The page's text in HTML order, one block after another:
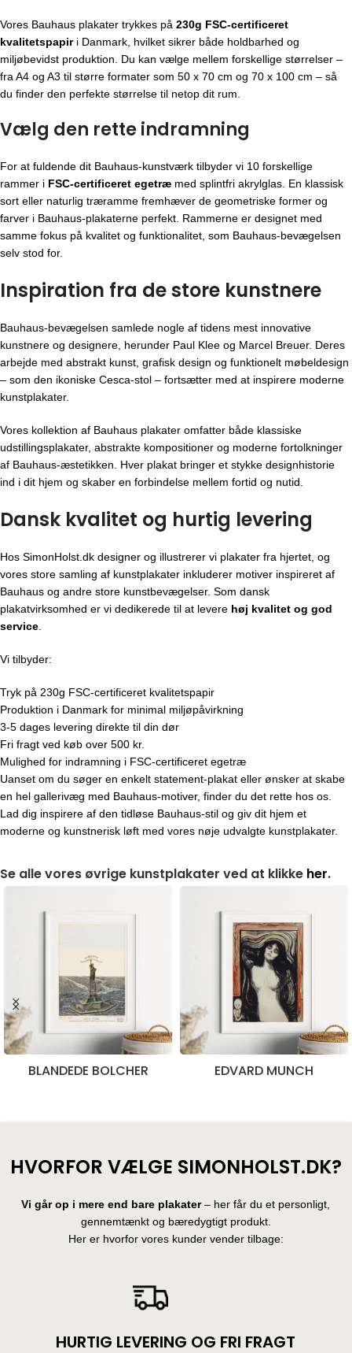
Vores Bauhaus plakater trykkes på 230g FSC-certificeret
kvalitetspapiri Danmark, hvilket sikrer både holdbarhed og
miljøbevidst produktion. Du kan vælge mellem forskellige størrelser –
fra A4 og A3 til større formater som 50 x 70 cm og 70 x 100 cm – så
du finder den perfekte størrelse til netop dit rum.
Vælg den rette indramning
For at fuldende dit Bauhaus-kunstværk tilbyder vi 10 forskellige
rammer i FSC-certificeret egetræ med splintfri akrylglas. En klassisk
sort eller naturlig træramme fremhæver de geometriske former og
farver i Bauhaus-plakaterne perfekt. Rammerne er designet med
samme fokus på kvalitet og funktionalitet, som Bauhaus-bevægelsen
selv stod for.
Inspiration fra de store kunstnere
Bauhaus-bevægelsen samlede nogle af tidens mest innovative
kunstnere og designere, herunder Paul Klee og Marcel Breuer. Deres
arbejde med abstrakt kunst, grafisk design og funktionelt møbeldesign
– som den ikoniske Cesca-stol – fortsætter med at inspirere moderne
kunstplakater.
Vores kollektion af Bauhaus plakater omfatter både klassiske
udstillingsplakater, abstrakte kompositioner og moderne fortolkninger
af Bauhaus-æstetikken. Hver plakat bringer et stykke designhistorie
ind i dit hjem og skaber en forbindelse mellem fortid og nutid.
Dansk kvalitet og hurtig levering
Hos SimonHolst.dk designer og illustrerer vi plakater fra hjertet, og
vores store samling af kunstplakater inkluderer motiver inspireret af
Bauhaus og andre store kunstbevægelser. Som dansk
plakatvirksomhed er vi dedikerede til at levere høj kvalitet og god
service
Vi tilbyder:
Tryk på 230g FSC-certificeret kvalitetspapir
Produktion i Danmark for minimal miljøpåvirkning
3-5 dages levering direkte til din dør
Fri fragt ved køb over 500 kr.
Mulighed for indramning i FSC-certificeret egetræ
Uanset om du søger en enkelt statement-plakat eller ønsker at skabe
en hel gallerivæg med Bauhaus-motiver, finder du det rette hos os.
Lad dig inspirere af den tidløse Bauhaus-stil og giv dit hjem et
moderne og kunstnerisk løft med vores nøje udvalgte kunstplakater.
Se alle vores øvrige kunstplakater ved at klikke her.
BLANDEDE BOLCHER EDVARD MUNCH
HVORFOR VÆLGE SIMONHOLST.DK?
Vi går op i mere end bare plakater– her får du et personligt,
gennemtænkt og bæredygtigt produkt.
Her er hvorfor vores kunder vender tilbage:
HURTIG LEVERING OG FRI FRAGT